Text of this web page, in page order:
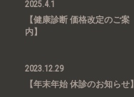
2025.4.1
【健康診断 価格改定のご案
内】
2023.12.29
【年末年始 休診のお知らせ】